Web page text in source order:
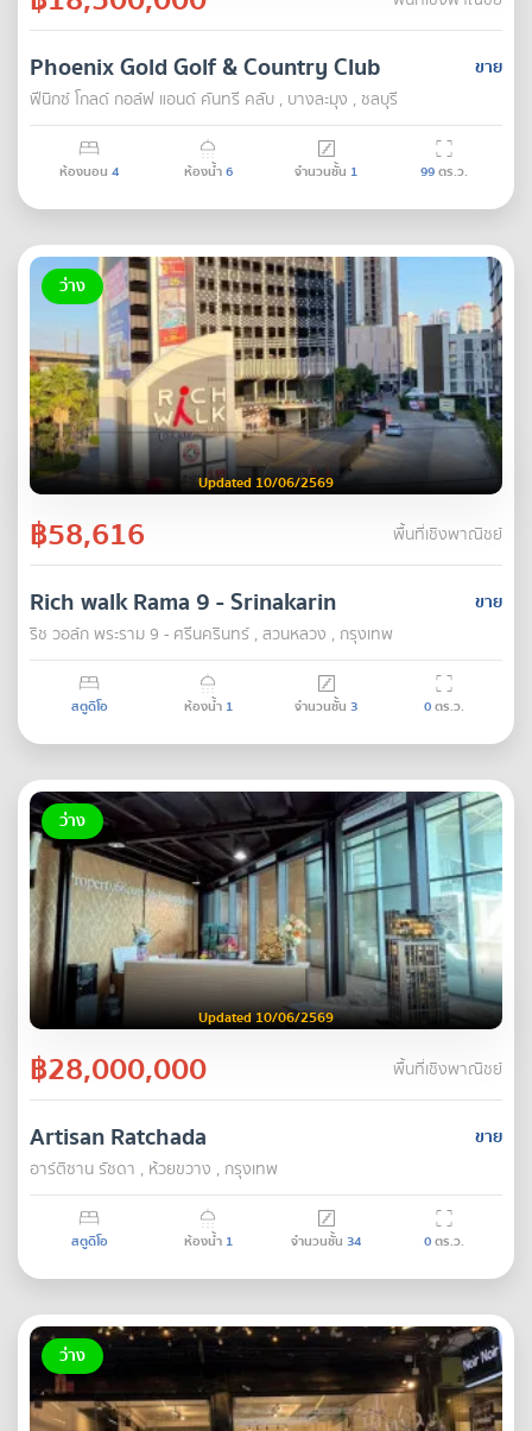
ขาย
Phoenix Gold Golf & Country Club
ฟีนิกซ์ โกลด์ กอล์ฟ แอนด์ คันทรี คลับ , บางละมุง , ชลบุรี
ห้องนอน 4 ห้องน้ำ6 จำนวนชั้น 1 99ตร.ว.
ว่าง
Updated 10/06/2569
฿58,616 พื้นที่เชิงพาณิชย์
ขาย
Rich walk Rama 9 - Srinakarin
ริช วอล์ก พระราม 9 - ศรีนครินทร์ , สวนหลวง , กรุงเทพ
สตูดิโอ ห้องน้ำ 1 จำนวนชั้น 3 0ตร.ว.
ว่าง
Updated 10/06/2569
฿28,000,000 พื้นที่เชิงพาณิชย์
ขาย
Artisan Ratchada
อาร์ติซาน รัชดา , ห้วยขวาง , กรุงเทพ
สตูดิโอ ห้องน้ำ 1 จำนวนชั้น 34 0ตร.ว.
ว่าง